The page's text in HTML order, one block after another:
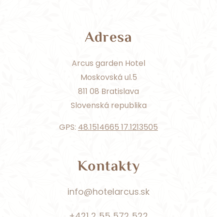
Adresa
Arcus garden Hotel
Moskovská ul.5
811 08 Bratislava
Slovenská republika
GPS: 48.1514665 17.1213505
Kontakty
info@hotelarcus.sk